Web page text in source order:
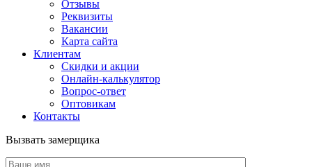
Отзывы
Реквизиты
Вакансии
Карта сайта
Клиентам
Скидки и акции
Онлайн-калькулятор
Вопрос-ответ
Оптовикам
Контакты
Вызвать замерщика